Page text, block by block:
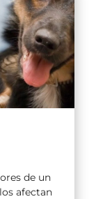
de un
afectan